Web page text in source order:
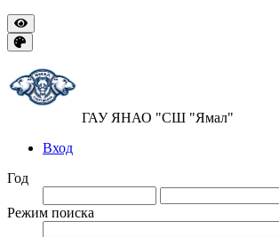
ГАУ ЯНАО "СШ "Ямал"
Вход
Год
Режим поиска